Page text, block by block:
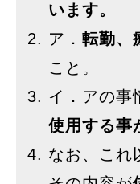
います。
ア． 転勤、
こと。
イ．アの事
使用する事
なお、これ